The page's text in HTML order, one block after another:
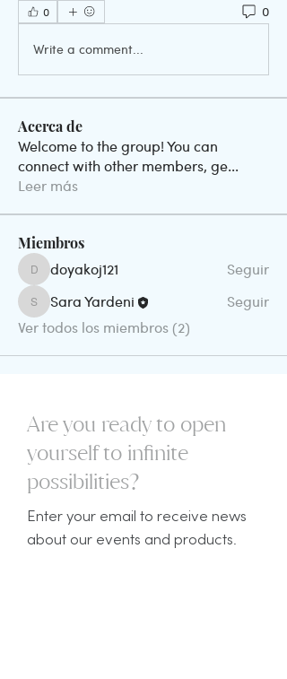
0 0
Write a comment...
Acerca de
Welcome to the group! You can
connect with other members, ge...
Leer más
Miembros
doyakoj121
doyakoj121 Seguir
Sara Yardeni
Sara Yardeni
Seguir
Ver todos los miembros (2)
Are you ready to open
yourself to infinite
possibilities?​
Enter your email to receive news
about our events and products.